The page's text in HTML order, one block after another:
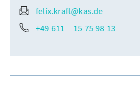
felix.kraft@kas.de
+49 611 – 15 75 98 13